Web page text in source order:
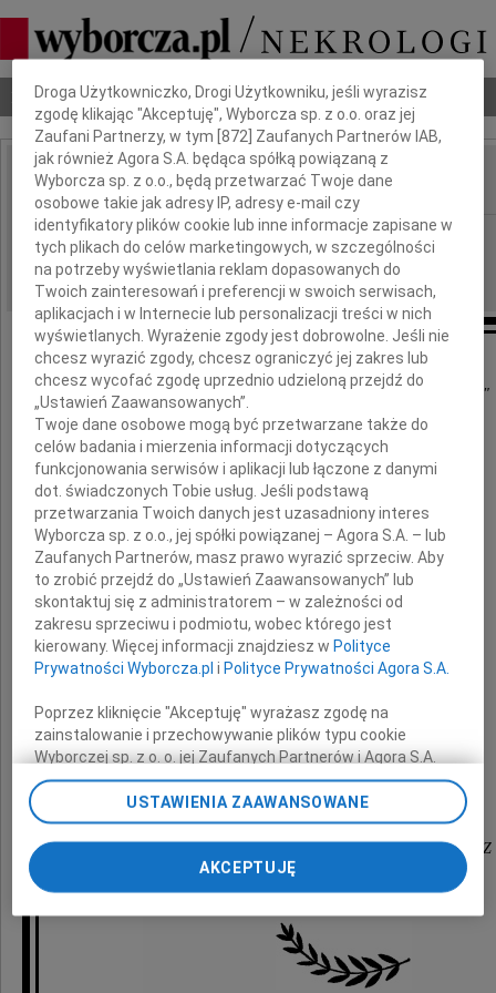
Nekrologi Odeszli Poradnik pogrzebowy
IMIĘ I NAZWISKO:
REGION: Kraków
DATA EMISJI: 12.10.2022
"Można odejść na zawsze, by stale być blisko "
ks. Jan Twardowski
Wyrazy głębokiego współczucia
dla Pana
Romana Salawy
z powodu śmierci
składają
Dyrekcja oraz Koleżanki i Koledzy
z Małopolskiego Oddziału Wojewódzkiego NFZ
Dbamy o Twoją prywatność
Droga Użytkowniczko, Drogi Użytkowniku, jeśli wyrazisz
zgodę klikając "Akceptuję", Wyborcza sp. z o.o. oraz jej
Zaufani Partnerzy, w tym [872 ] Zaufanych Partnerów IAB,
jak również Agora S.A. będąca spółką powiązaną z
Wyborcza sp. z o.o., będą przetwarzać Twoje dane
osobowe takie jak adresy IP, adresy e-mail czy
identyfikatory plików cookie lub inne informacje zapisane w
tych plikach do celów marketingowych, w szczególności
na potrzeby wyświetlania reklam dopasowanych do
Twoich zainteresowań i preferencji w swoich serwisach,
aplikacjach i w Internecie lub personalizacji treści w nich
wyświetlanych. Wyrażenie zgody jest dobrowolne. Jeśli nie
chcesz wyrazić zgody, chcesz ograniczyć jej zakres lub
chcesz wycofać zgodę uprzednio udzieloną przejdź do
„Ustawień Zaawansowanych”.
Twoje dane osobowe mogą być przetwarzane także do
celów badania i mierzenia informacji dotyczących
funkcjonowania serwisów i aplikacji lub łączone z danymi
dot. świadczonych Tobie usług. Jeśli podstawą
przetwarzania Twoich danych jest uzasadniony interes
Wyborcza sp. z o.o., jej spółki powiązanej – Agora S.A. – lub
Zaufanych Partnerów, masz prawo wyrazić sprzeciw. Aby
to zrobić przejdź do „Ustawień Zaawansowanych” lub
skontaktuj się z administratorem – w zależności od
zakresu sprzeciwu i podmiotu, wobec którego jest
kierowany. Więcej informacji znajdziesz w Polityce
Prywatności Wyborcza.pl i Polityce Prywatności Agora S.A.
Poprzez kliknięcie "Akceptuję" wyrażasz zgodę na
zainstalowanie i przechowywanie plików typu cookie
Wyborczej sp. z o. o. jej Zaufanych Partnerów i Agora S.A.
na Twoim urządzeniu końcowym. Możesz też w każdej
chwili zmienić swoje preferencje dot. plików cookie,
ponownie wywołując narzędzie do zarządzania Twoimi
preferencjami dot. przetwarzania danych poprzez
odnośnik „Ustawienia prywatności” w stopce serwisu i
przechodząc do sekcji „Ustawienia zaawansowane”.
Zmiana ustawień plików cookie możliwa jest także za
My, nasi Zaufani Partnerzy i Agora S.A. możemy
USTAWIENIA ZAAWANSOWANE
AKCEPTUJĘ